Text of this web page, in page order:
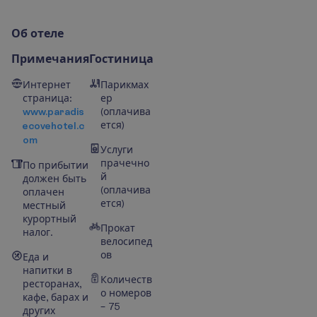
Об отеле
Примечания
Интернет
страница:
www.paradis
ecovehotel.c
om
По прибытии
должен быть
оплачен
местный
курортный
налог.
Еда и
напитки в
ресторанах,
кафе, барах и
других
Гостиница
Парикмах
ер
(оплачива
ется)
Услуги
прачечно
й
(оплачива
ется)
Прокат
велосипед
ов
Количеств
о номеров
– 75